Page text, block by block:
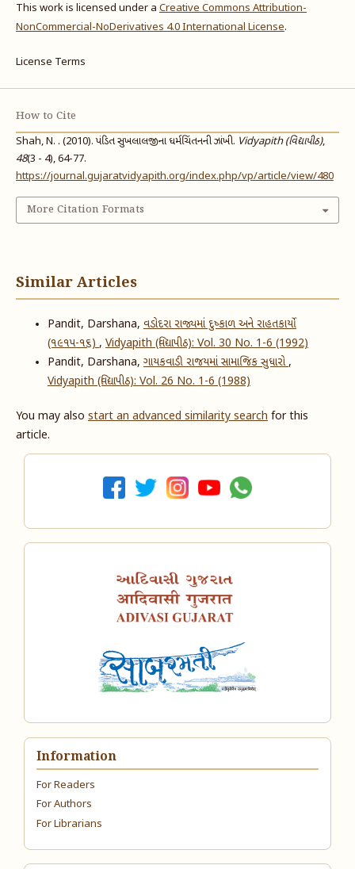
This work is licensed under a Creative Commons Attribution-
NonCommercial-NoDerivatives 4.0 International License.
License Terms
How to Cite
Shah, N. . (2010). પંડિત સુખલાલજીના ધર્મચિંતનની ઝાંખી. Vidyapith (વિદ્યાપીઠ),
48(3 - 4), 64-77.
https://journal.gujaratvidyapith.org/index.php/vp/article/view/480
More Citation Formats
Similar Articles
Pandit, Darshana, વડોદરા રાજ્યમાં દુષ્કાળ અને રાહતકાર્યો
(૧૯૧૫-૧૬), Vidyapith (વિદ્યાપીઠ): Vol. 30 No. 1-6 (1992)
Pandit, Darshana, ગાયકવાડી રાજયમાં સામાજિક સુધારો,
Vidyapith (વિદ્યાપીઠ): Vol. 26 No. 1-6 (1988)
You may also start an advanced similarity searchfor this
article.
Information
For Readers
For Authors
For Librarians